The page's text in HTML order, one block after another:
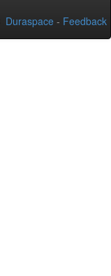
Duraspace - Feedback